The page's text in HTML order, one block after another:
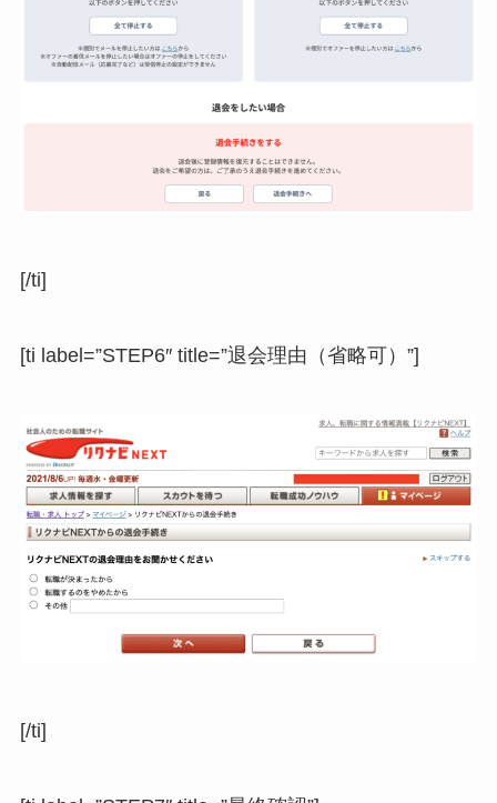
[/ti]
[ti label=”STEP6″ title=”退会理由（省略可）”]
[/ti]